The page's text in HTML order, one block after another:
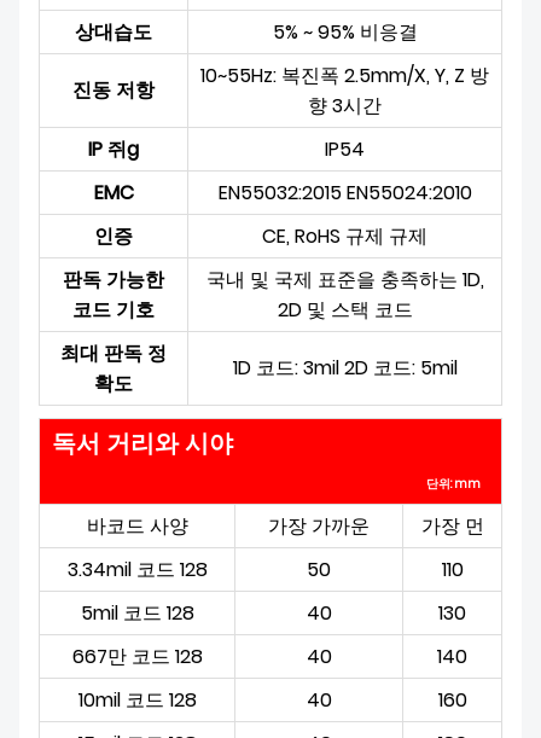
상대습도
5% ~ 95% 비응결
진동 저항
10~55Hz: 복진폭 2.5mm/X, Y, Z 방
향 3시간
IP 쥐g
IP54
EMC
EN55032:2015 EN55024:2010
인증
CE, RoHS 규제 규제
판독 가능한
코드 기호
국내 및 국제 표준을 충족하는 1D,
2D 및 스택 코드
최대 판독 정
확도
1D 코드: 3mil 2D 코드: 5mil
독서 거리와 시야
단위: mm
바코드 사양 가장 가까운
가장 먼
3.34mil 코드 128
50
110
5mil 코드 128
40
130
667만 코드 128
40
140
10mil 코드 128
40
160